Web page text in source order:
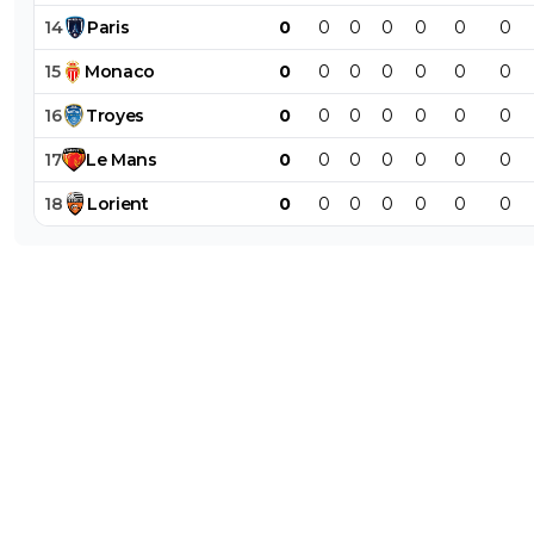
14 Paris 0 0 0 0 0 0 0
15 Monaco 0 0 0 0 0 0 0
16 Troyes 0 0 0 0 0 0 0
17 Le Mans 0 0 0 0 0 0 0
18 Lorient 0 0 0 0 0 0 0